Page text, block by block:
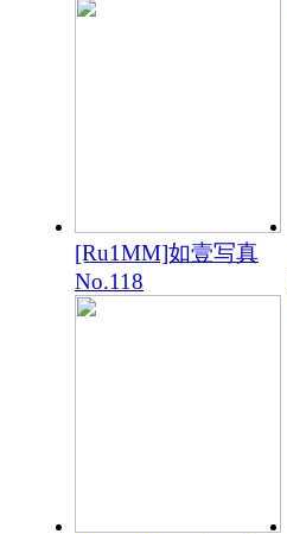
[Ru1MM]如壹写真
No.118